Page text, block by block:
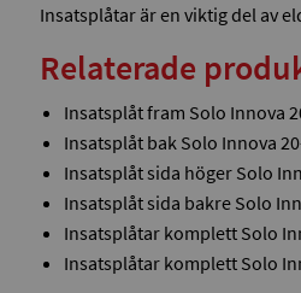
Insatsplåtar är en viktig del av
Relaterade
Insatsplåt fram Solo Innova
Insatsplåt bak Solo Innova
Insatsplåt sida höger Solo
Insatsplåt sida bakre Solo
Insatsplåtar komplett Solo
Insatsplåtar komplett Solo